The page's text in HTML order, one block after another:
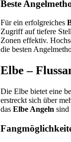
Beste
Für ein erfolgreiches
Zugriff auf tiefere
Zonen effektiv.
die besten
Elbe –
Die Elbe bietet eine
erstreckt sich über
das Elbe Angeln sind